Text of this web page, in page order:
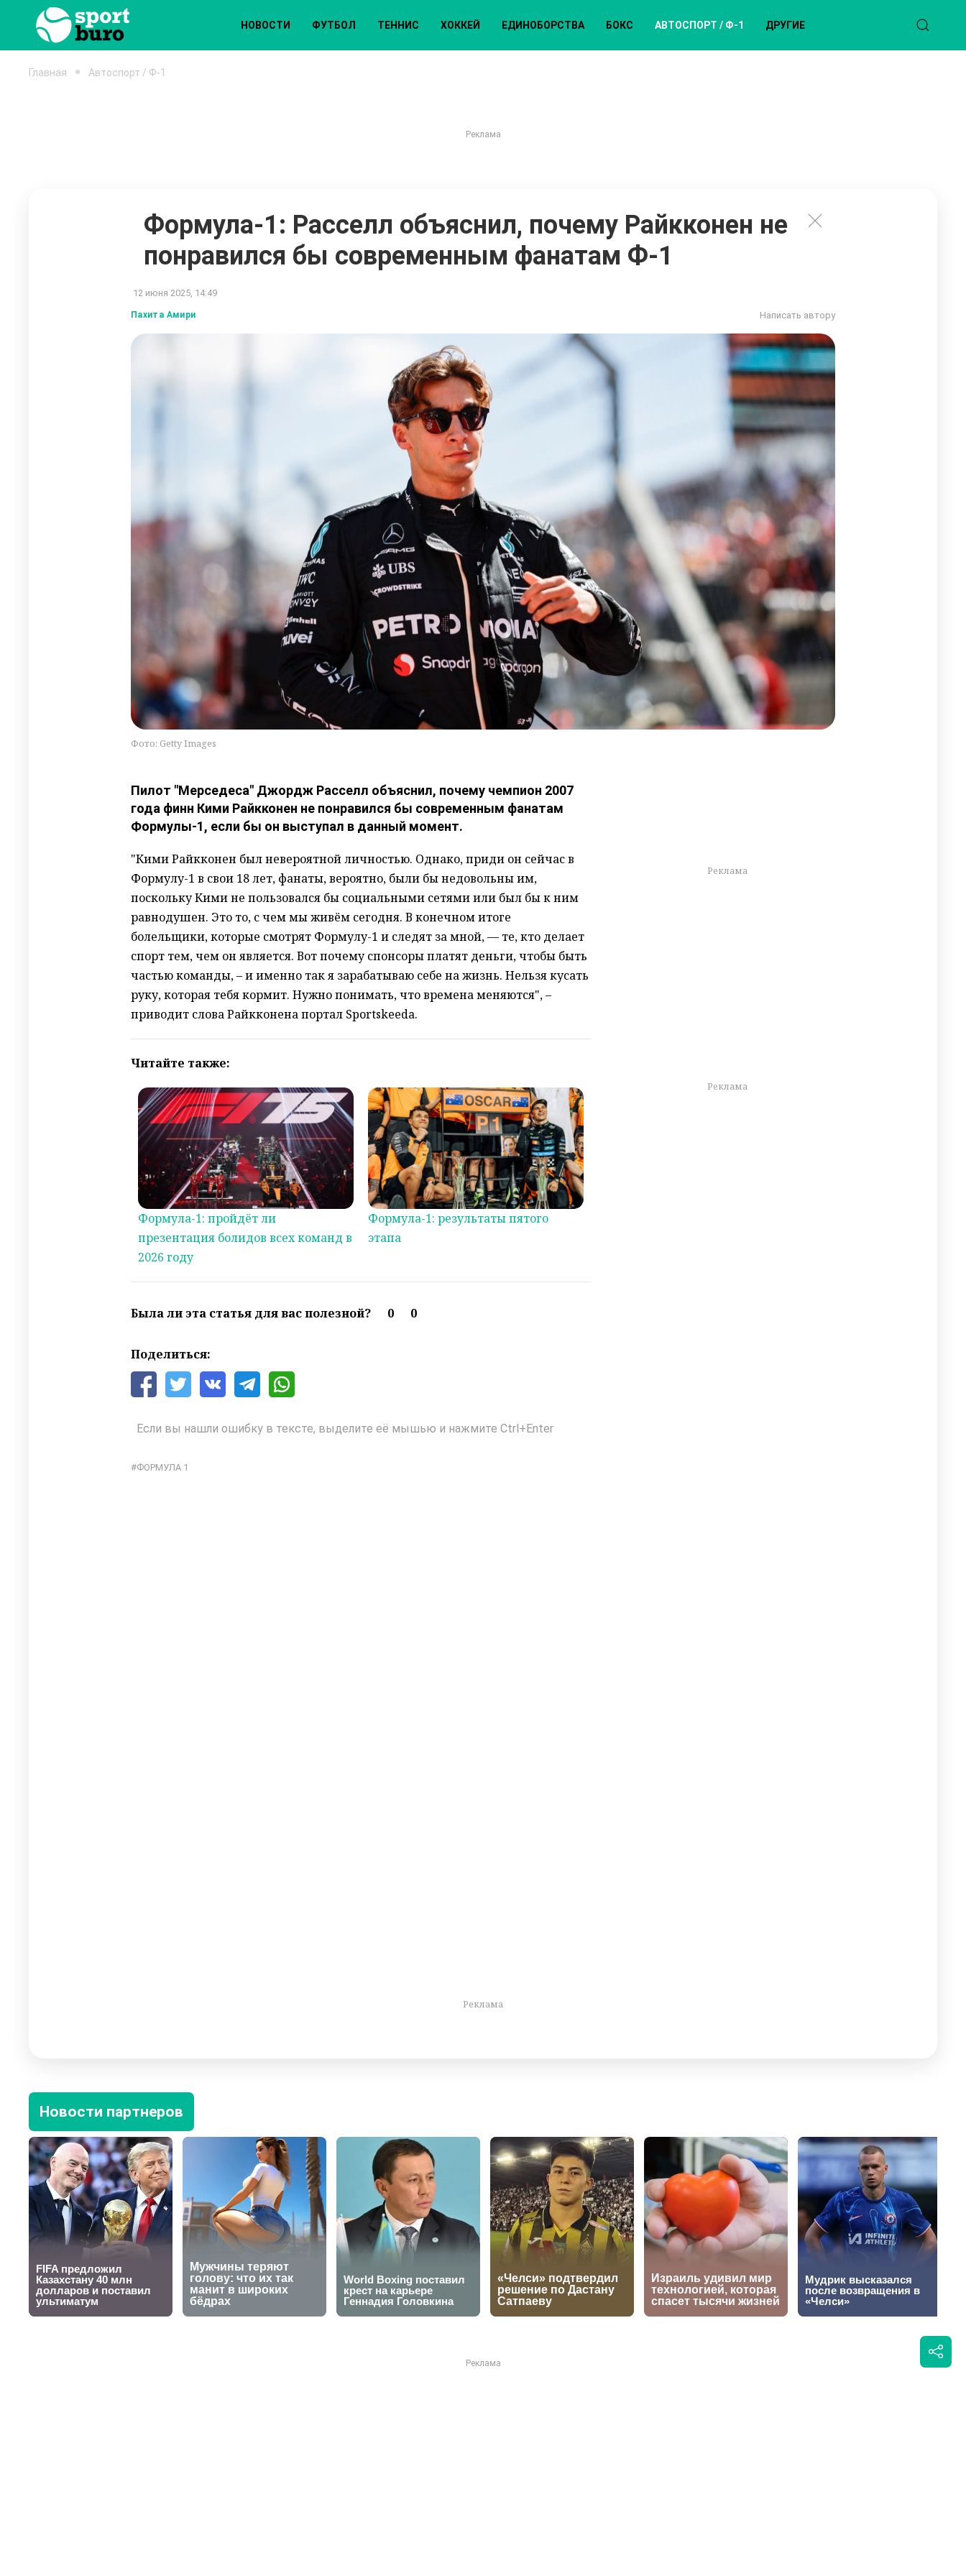
НОВОСТИ ФУТБОЛ ТЕННИС ХОККЕЙ ЕДИНОБОРСТВА БОКС АВТОСПОРТ / Ф-1 ДРУГИЕ
Главная Автоспорт / Ф-1
Формула-1: Расселл объяснил, почему Райкконен не
понравился бы современным фанатам Ф-1
12 июня 2025, 14:49
Пахита Амири Написать автору
Фото: Getty Images
Пилот "Мерседеса" Джордж Расселл объяснил, почему чемпион 2007
года финн Кими Райкконен не понравился бы современным фанатам
Формулы-1, если бы он выступал в данный момент.
"Кими Райкконен был невероятной личностью. Однако, приди он сейчас в
Формулу-1 в свои 18 лет, фанаты, вероятно, были бы недовольны им,
поскольку Кими не пользовался бы социальными сетями или был бы к ним
равнодушен. Это то, с чем мы живём сегодня. В конечном итоге
болельщики, которые смотрят Формулу-1 и следят за мной, — те, кто делает
спорт тем, чем он является. Вот почему спонсоры платят деньги, чтобы быть
частью команды, – и именно так я зарабатываю себе на жизнь. Нельзя кусать
руку, которая тебя кормит. Нужно понимать, что времена меняются", –
приводит слова Райкконена портал Sportskeeda.
Читайте также:
Формула-1: пройдёт ли
презентация болидов всех команд в
2026 году
Формула-1: результаты пятого
этапа
Была ли эта статья для вас полезной? 0 0
Поделиться:
Если вы нашли ошибку в тексте, выделите её мышью и нажмите Ctrl+Enter
ФОРМУЛА 1
Новости партнеров